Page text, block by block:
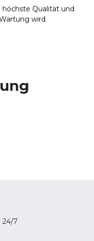
höchste Qualität und
wird
24/7